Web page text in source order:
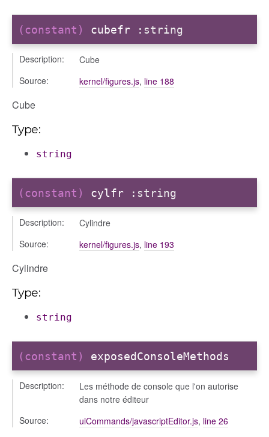
(constant) cubefr :string
Description:
Cube
Source:
kernel/figures.js, line 188
Cube
Type:
string
(constant) cylfr :string
Description:
Cylindre
Source:
kernel/figures.js, line 193
Cylindre
Type:
string
(constant) exposedConsoleMethods
Description:
Les méthode de console que l'on autorise
dans notre éditeur
Source:
uiCommands/javascriptEditor.js, line 26